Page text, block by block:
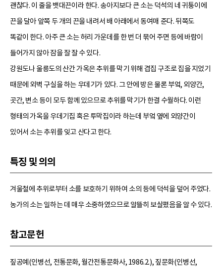
괜찮다. 이 줄을 뱃대끈이라 한다. 송아지보다 큰 소는 덕석의 네 귀퉁이에
끈을 달아 앞쪽 두 개의 끈을 내려서 배 아래에서 동여매 준다. 뒤쪽도
똑같이 한다. 아주 큰 소는 허리 가운데를 한 번 더 묶어 주면 등에 바람이
들어가지 않아 잠을 잘 잘 수 있다.
강원도나 울릉도의 산간 가옥은 추위를 막기 위해 겹집 구조로 집을 지었기
때문에 외벽 구실을 하는 우데기가 있다. 그 안에 방은 물론 부엌, 외양간,
곳간, 변소 등이 모두 함께 있으므로 추위를 막기가 한결 수월하다. 이런
형태의 가옥을 우데기집 혹은 투막집이라 하는데 부엌 옆에 외양간이
있어서 소는 추위를 잊고 산다고 한다.
특징 및 의의
겨울철에 추위로부터 소를 보호하기 위하여 소의 등에 덕석을 덮어 주었다.
농가의 소는 일하는 데 매우 소중하였으므로 알뜰히 보살폈음을 알 수 있다.
참고문헌
짚공예(인병선, 전통문화, 월간전통문화사, 1986.2.), 짚문화(인병선,